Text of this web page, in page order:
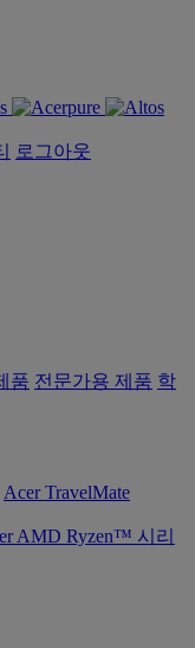
로그아웃
품 전문가용 제품 학
Acer TravelMate
AMD Ryzen™ 시리